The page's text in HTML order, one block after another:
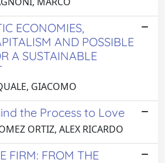
ECONOMIES,
AND POSSIBLE
A SUSTAINABLE
GIACOMO
the Process to Love
ORTIZ, ALEX RICARDO
FIRM: FROM THE